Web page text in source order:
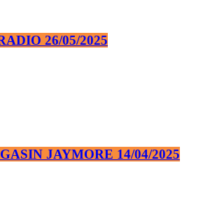
26/05/2025
JAYMORE 14/04/2025